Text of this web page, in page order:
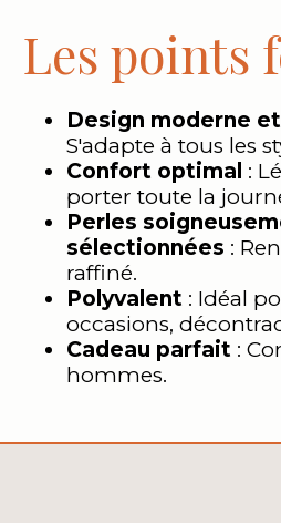
Les points
Design moderne
S'adapte à tous les
Confort optimal :
porter toute la
Perles
sélectionnées :
raffiné.
Polyvalent : Idéal
occasions,
Cadeau parfait :
hommes.